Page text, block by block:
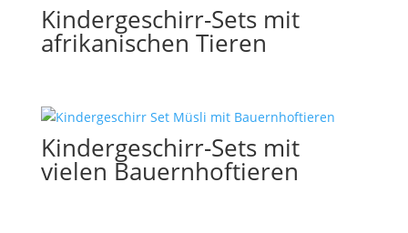
Kindergeschirr-Sets mit
afrikanischen Tieren
Kindergeschirr-Sets mit
vielen Bauernhoftieren